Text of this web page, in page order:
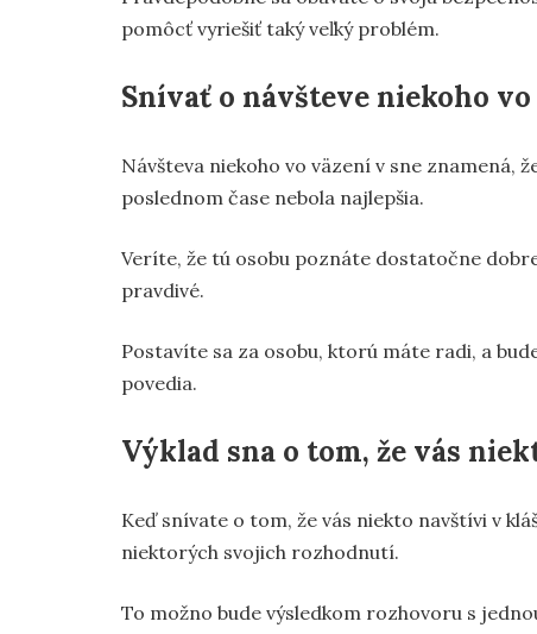
pomôcť vyriešiť taký veľký problém.
Snívať o návšteve niekoho
Návšteva niekoho vo väzení v sne znamená,
poslednom čase nebola najlepšia.
Veríte, že tú osobu poznáte dostatočne
pravdivé.
Postavíte sa za osobu, ktorú máte radi, a
povedia.
Výklad sna o tom, že vás
Keď snívate o tom, že vás niekto navštívi v
niektorých svojich rozhodnutí.
To možno bude výsledkom rozhovoru s